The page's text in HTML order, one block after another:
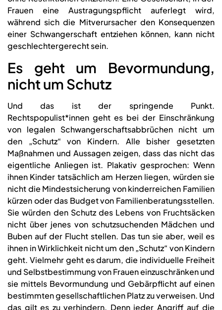
Frauen eine Austragungspflicht auferlegt wird,
während sich die Mitverursacher den Konsequenzen
einer Schwangerschaft entziehen können, kann nicht
geschlechtergerecht sein.
Es geht um Bevormundung,
nicht um Schutz
Und das ist der springende Punkt.
Rechtspopulist*innen geht es bei der Einschränkung
von legalen Schwangerschaftsabbrüchen nicht um
den „Schutz“ von Kindern. Alle bisher gesetzten
Maßnahmen und Aussagen zeigen, dass das nicht das
eigentliche Anliegen ist. Plakativ gesprochen: Wenn
ihnen Kinder tatsächlich am Herzen liegen, würden sie
nicht die Mindestsicherung von kinderreichen Familien
kürzen oder das Budget von Familienberatungsstellen.
Sie würden den Schutz des Lebens von Fruchtsäcken
nicht über jenes von schutzsuchenden Mädchen und
Buben auf der Flucht stellen. Das tun sie aber, weil es
ihnen in Wirklichkeit nicht um den „Schutz“ von Kindern
geht. Vielmehr geht es darum, die individuelle Freiheit
und Selbstbestimmung von Frauen einzuschränken und
sie mittels Bevormundung und Gebärpflicht auf einen
bestimmten gesellschaftlichen Platz zu verweisen. Und
das gilt es zu verhindern. Denn jeder Angriff auf die